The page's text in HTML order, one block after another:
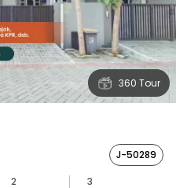
360 Tour
J-50289
2
3